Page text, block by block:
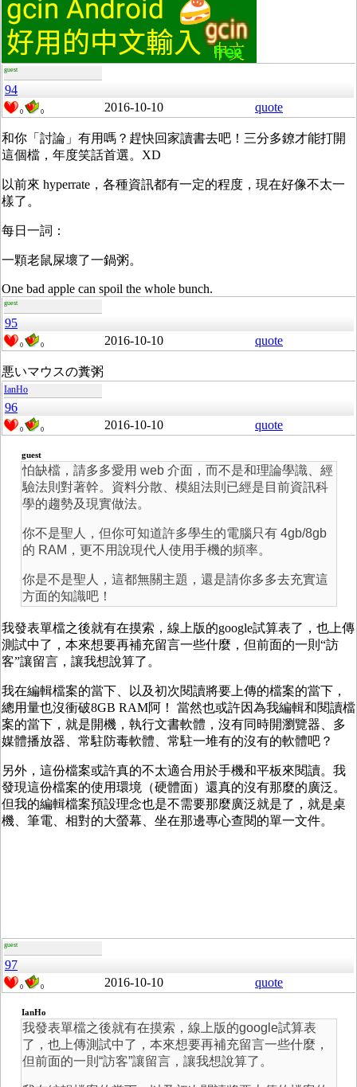
guest
94
0 0 2016-10-10 quote
和你「討論」有用嗎？趕快回家讀書去吧！三分多鐐才能打開
這個檔，年度笑話首選。XD
以前來 hyperrate，各種資訊都有一定的程度，現在好像不太一
樣了。
每日一詞：
一顆老鼠屎壞了一鍋粥。
One bad apple can spoil the whole bunch.
guest
95
0 0 2016-10-10 quote
悪いマウスの糞粥
IanHo
96
0 0 2016-10-10 quote
guest
怕缺檔，請多多愛用 web 介面，而不是和理論學識、經
驗法則對著幹。資料分散、模組法則已經是目前資訊科
學的趨勢及現實做法。
你不是聖人，但你可知道許多學生的電腦只有 4gb/8gb
的 RAM，更不用說現代人使用手機的頻率。
你是不是聖人，這都無關主題，還是請你多多去充實這
方面的知識吧！
我發表單檔之後就有在摸索，線上版的google試算表了，也上傳
測試中了，本來想要再補充留言一些什麼，但前面的一則“訪
客”讓留言，讓我想說算了。
我在編輯檔案的當下、以及初次閱讀將要上傳的檔案的當下，
總用量也沒衝破8GB RAM阿！ 當然也或許因為我編輯和閱讀檔
案的當下，就是開機，執行文書軟體，沒有同時開瀏覽器、多
媒體播放器、常駐防毒軟體、常駐一堆有的沒有的軟體吧？
另外，這份檔案或許真的不太適合用於手機和平板來閱讀。我
發現這份檔案的使用環境（硬體面）還真的沒有那麼的廣泛。
但我的編輯檔案預設理念也是不需要那麼廣泛就是了，就是桌
機、筆電、相對的大螢幕、坐在那邊專心查閱的單一文件。
guest
97
0 0 2016-10-10 quote
IanHo
我發表單檔之後就有在摸索，線上版的google試算表
了，也上傳測試中了，本來想要再補充留言一些什麼，
但前面的一則“訪客”讓留言，讓我想說算了。